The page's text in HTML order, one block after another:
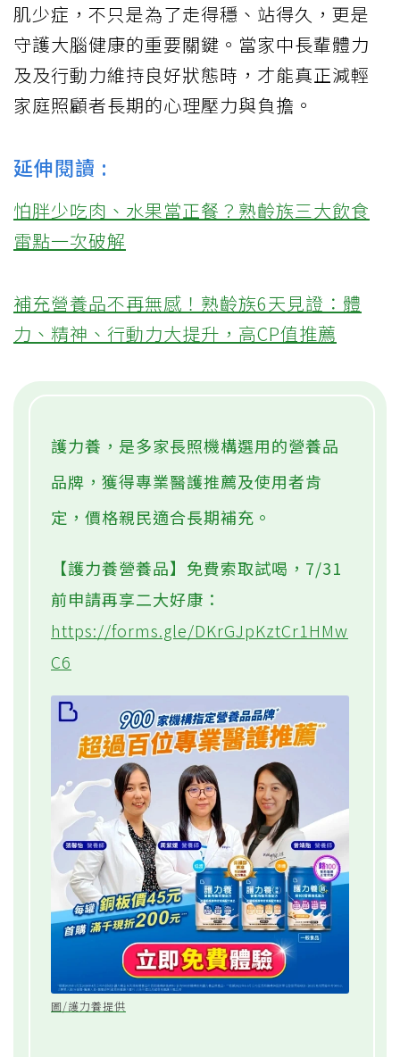
肌少症，不只是為了走得穩、站得久，更是
守護大腦健康的重要關鍵。當家中長輩體力
及及行動力維持良好狀態時，才能真正減輕
家庭照顧者長期的心理壓力與負擔。
延伸閱讀 :
怕胖少吃肉、水果當正餐？熟齡族三大飲食
雷點一次破解
補充營養品不再無感！熟齡族6天見證：體
力、精神、行動力大提升，高CP值推薦
護力養，是多家長照機構選用的營養品
品牌，獲得專業醫護推薦及使用者肯
定，價格親民適合長期補充。
【護力養營養品】免費索取試喝，7/31
前申請再享二大好康：
https://forms.gle/DKrGJpKztCr1HMw
C6
圖/護力養提供